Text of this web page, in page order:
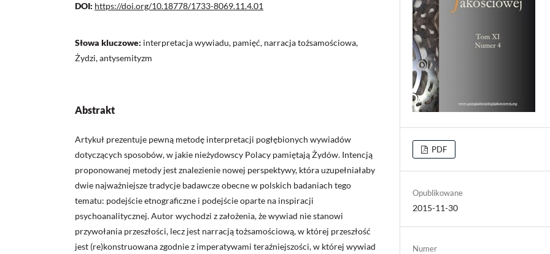
DOI: https://doi.org/10.18778/1733-8069.11.4.01
Słowa kluczowe: interpretacja wywiadu, pamięć, narracja tożsamościowa,
Żydzi, antysemityzm
Abstrakt
Artykuł prezentuje pewną metodę interpretacji pogłębionych wywiadów
dotyczących sposobów, w jakie nieżydowscy Polacy pamiętają Żydów. Intencją
proponowanej metody jest znalezienie nowej perspektywy, która uzupełniałaby
dwie najważniejsze tradycje badawcze obecne w polskich badaniach tego
tematu: podejście etnograficzne i podejście oparte na inspiracji
psychoanalitycznej. Autor wychodzi z założenia, że wywiad nie stanowi
przywołania przeszłości, lecz jest narracją tożsamościową, w której przeszłość
jest (re)konstruowana zgodnie z imperatywami teraźniejszości, w której wywiad
PDF
Opublikowane
2015-11-30
Numer